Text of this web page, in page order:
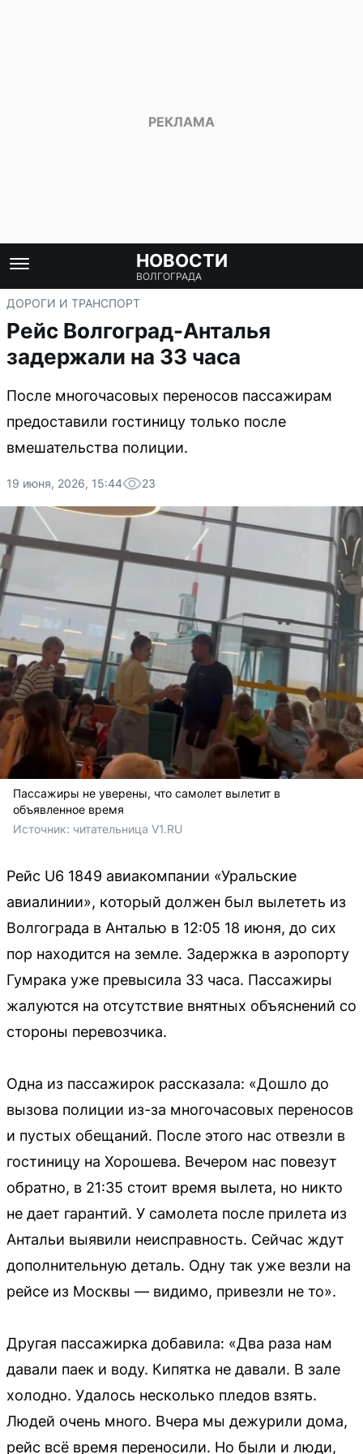
НОВОСТИ
ВОЛГОГРАДА
ДОРОГИ И ТРАНСПОРТ
Рейс Волгоград-Анталья
задержали на 33 часа
После многочасовых переносов пассажирам
предоставили гостиницу только после
вмешательства полиции.
19 июня, 2026, 15:44 23
Пассажиры не уверены, что самолет вылетит в
объявленное время
Источник: читательница V1.RU
Рейс U6 1849 авиакомпании «Уральские
авиалинии», который должен был вылететь из
Волгограда в Анталью в 12:05 18 июня, до сих
пор находится на земле. Задержка в аэропорту
Гумрака уже превысила 33 часа. Пассажиры
жалуются на отсутствие внятных объяснений со
стороны перевозчика.
Одна из пассажирок рассказала: «Дошло до
вызова полиции из-за многочасовых переносов
и пустых обещаний. После этого нас отвезли в
гостиницу на Хорошева. Вечером нас повезут
обратно, в 21:35 стоит время вылета, но никто
не дает гарантий. У самолета после прилета из
Антальи выявили неисправность. Сейчас ждут
дополнительную деталь. Одну так уже везли на
рейсе из Москвы — видимо, привезли не то».
Другая пассажирка добавила: «Два раза нам
давали паек и воду. Кипятка не давали. В зале
холодно. Удалось несколько пледов взять.
Людей очень много. Вчера мы дежурили дома,
рейс всё время переносили. Но были и люди,